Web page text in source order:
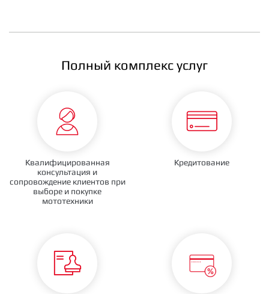
Полный комплекс услуг
Квалифицированная
консультация и
сопровождение клиентов при
выборе и покупке
мототехники
Кредитование